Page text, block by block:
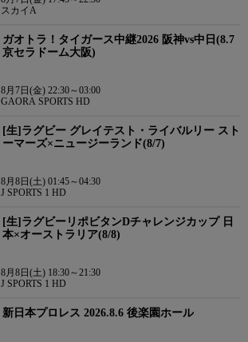
スカイA
ガオトラ！タイガース中継2026 阪神vs中日(8.7
京セラドーム大阪)
8月7日(金) 22:30～03:00
GAORA SPORTS HD
[生]ラグビー グレイテスト・ライバルリー スト
ーマーズ×ニュージーランド(8/7)
8月8日(土) 01:45～04:30
J SPORTS 1 HD
[生]ラグビーリポビタンDチャレンジカップ 日
本×オーストラリア(8/8)
8月8日(土) 18:30～21:30
J SPORTS 1 HD
新日本プロレス 2026.8.6 後楽園ホール